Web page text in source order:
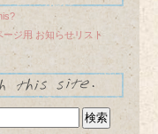
ージ用 お知らせリスト